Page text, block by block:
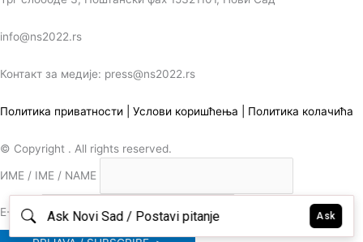
info@ns2022.rs
Контакт за медије: press@ns2022.rs
Политика приватности Услови коришћења Политика колачића
© Copyright . All rights reserved.
ИМЕ / IME / NAME
E-MAIL